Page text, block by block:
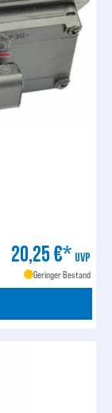
20,25 €* UVP
Geringer Bestand